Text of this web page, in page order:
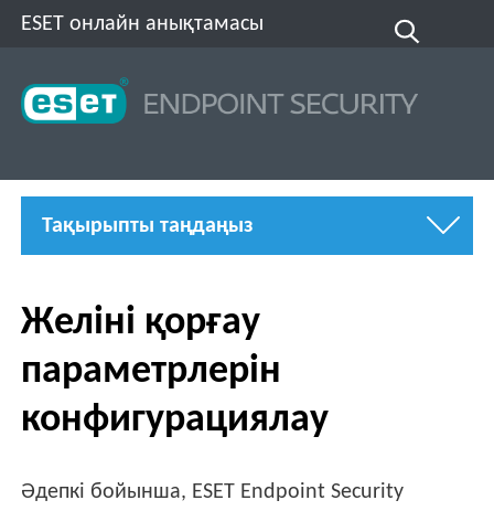
ESET онлайн анықтамасы
Тақырыпты таңдаңыз
Желіні қорғау
параметрлерін
конфигурациялау
Әдепкі бойынша, ESET Endpoint Security